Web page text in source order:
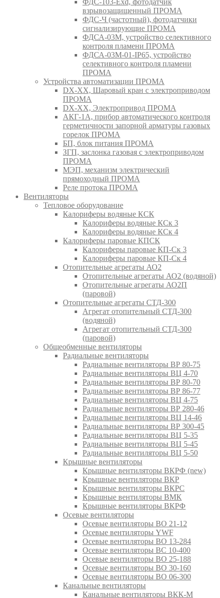
ФДС-103-Ехd, фотодатчик
взрывозащищенный ПРОМА
ФДС-Ч (частотный), фотодатчики
сигнализирующие ПРОМА
ФДСА-03М, устройство селективного
контроля пламени ПРОМА
ФДСА-03М-01-IP65, устройство
селективного контроля пламени
ПРОМА
Устройства автоматизации ПРОМА
DX-XX, Шаровый кран c электроприводом
ПРОМА
DX-XX, Электропривод ПРОМА
АКГ-1А, прибор автоматического контроля
герметичности запорной арматуры газовых
горелок ПРОМА
БП, блок питания ПРОМА
ЗГП, заслонка газовая с электроприводом
ПРОМА
МЭП, механизм электрический
прямоходный ПРОМА
Реле протока ПРОМА
Вентиляторы
Тепловое оборудование
Калориферы водяные КСК
Калориферы водяные КСк 3
Калориферы водяные КСк 4
Калориферы паровые КПСК
Калориферы паровые КП-Ск 3
Калориферы паровые КП-Ск 4
Отопительные агрегаты АО2
Отопительные агрегаты АО2 (водяной)
Отопительные агрегаты АО2П
(паровой)
Отопительные агрегаты СТД-300
Агрегат отопительный СТД-300
(водяной)
Агрегат отопительный СТД-300
(паровой)
Общеобменные вентиляторы
Радиальные вентиляторы
Радиальные вентиляторы ВР 80-75
Радиальные вентиляторы ВЦ 4-70
Радиальные вентиляторы ВР 80-70
Радиальные вентиляторы ВР 86-77
Радиальные вентиляторы ВЦ 4-75
Радиальные вентиляторы ВР 280-46
Радиальные вентиляторы ВЦ 14-46
Радиальные вентиляторы ВР 300-45
Радиальные вентиляторы ВЦ 5-35
Радиальные вентиляторы ВЦ 5-45
Радиальные вентиляторы ВЦ 5-50
Крышные вентиляторы
Крышные вентиляторы ВКРФ (new)
Крышные вентиляторы ВКР
Крышные вентиляторы ВКРС
Крышные вентиляторы ВМК
Крышные вентиляторы ВКРФ
Осевые вентиляторы
Осевые вентиляторы ВО 21-12
Осевые вентиляторы YWF
Осевые вентиляторы ВО 13-284
Осевые вентиляторы ВС 10-400
Осевые вентиляторы ВО 25-188
Осевые вентиляторы ВО 30-160
Осевые вентиляторы ВО 06-300
Канальные вентиляторы
Канальные вентиляторы ВКК-М